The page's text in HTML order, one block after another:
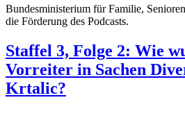
Bundesministerium für Familie,
die Förderung des Podcasts.
Staffel 3, Folge 2: Wie
Vorreiter in Sachen
Krtalic?